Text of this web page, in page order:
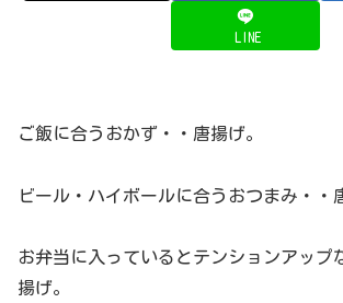
LINE
ご飯に合うおかず・・唐揚げ。
ビール・ハイボールに合うおつまみ・・
お弁当に入っているとテンションアップ
揚げ。